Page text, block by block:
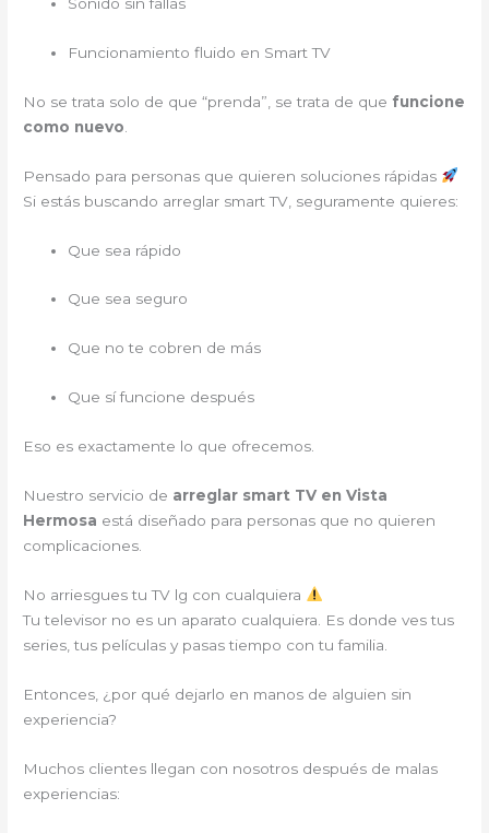
Funcionamiento fluido en Smart TV
No se trata solo de que “prenda”, se trata de que funcione
como nuevo
Pensado para personas que quieren soluciones rápidas
Si estás buscando arreglar smart TV, seguramente quieres:
Que sea rápido
Que sea seguro
Que no te cobren de más
Que sí funcione después
Eso es exactamente lo que ofrecemos.
Nuestro servicio de arreglar smart TV en Vista
Hermosa está diseñado para personas que no quieren
complicaciones.
No arriesgues tu TV lg con cualquiera
Tu televisor no es un aparato cualquiera. Es donde ves tus
series, tus películas y pasas tiempo con tu familia.
Entonces, ¿por qué dejarlo en manos de alguien sin
experiencia?
Muchos clientes llegan con nosotros después de malas
experiencias: